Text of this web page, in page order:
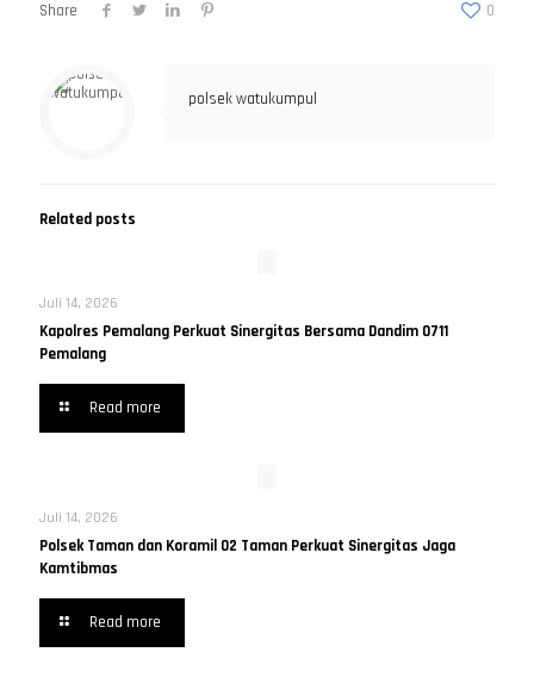
Share 0
polsek watukumpul
Related posts
Juli 14, 2026
Kapolres Pemalang Perkuat Sinergitas Bersama Dandim 0711
Pemalang
Read more
Juli 14, 2026
Polsek Taman dan Koramil 02 Taman Perkuat Sinergitas Jaga
Kamtibmas
Read more